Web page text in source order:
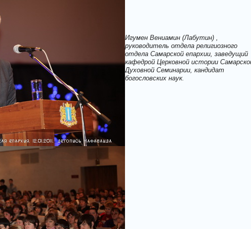
Игумен Вениамин (Лабутин) ,
руководитель отдела религиозного
отдела Самарской епархии, заведущий
кафедрой Церковной истории
Духовной Семинарии, кандидат
богословских наук.